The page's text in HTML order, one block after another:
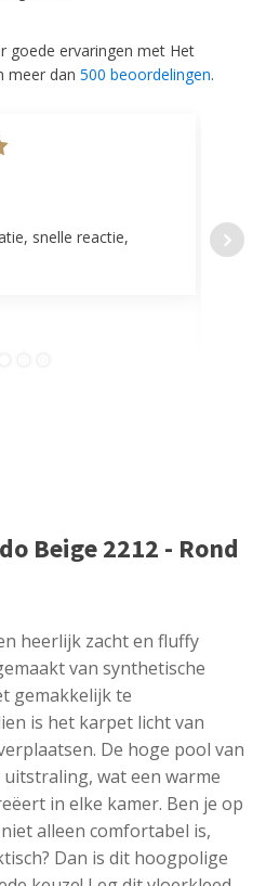
goede ervaringen met Het
meer dan 500 beoordelingen.
snelle reactie,
door
Beige 2212 - Rond
heerlijk zacht en fluffy
van synthetische
gemakkelijk te
is het karpet licht van
De hoge pool van
wat een warme
in elke kamer. Ben je op
alleen comfortabel is,
Dan is dit hoogpolige